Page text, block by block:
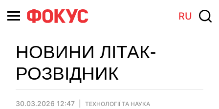
RU
НОВИНИ ЛІТАК-
РОЗВІДНИК
30.03.2026 12:47 ТЕХНОЛОГІЇ ТА НАУКА